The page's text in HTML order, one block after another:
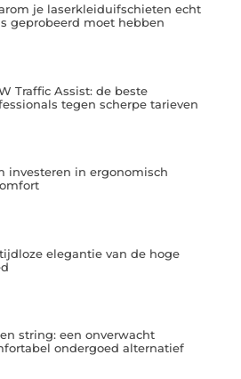
je laserkleiduifschieten echt
geprobeerd moet hebben
Traffic Assist: de beste
tegen scherpe tarieven
investeren in ergonomisch
elegantie van de hoge
string: een onverwacht
ondergoed alternatief